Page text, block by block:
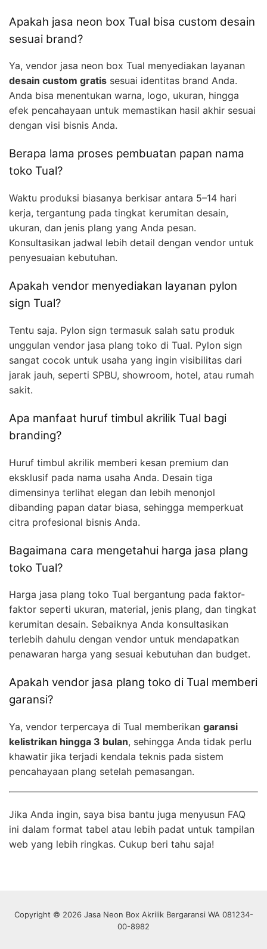
Apakah jasa neon box Tual bisa custom desain
sesuai brand?
Ya, vendor jasa neon box Tual menyediakan layanan
desain custom gratis sesuai identitas brand Anda.
Anda bisa menentukan warna, logo, ukuran, hingga
efek pencahayaan untuk memastikan hasil akhir sesuai
dengan visi bisnis Anda.
Berapa lama proses pembuatan papan nama
toko Tual?
Waktu produksi biasanya berkisar antara 5–14 hari
kerja, tergantung pada tingkat kerumitan desain,
ukuran, dan jenis plang yang Anda pesan.
Konsultasikan jadwal lebih detail dengan vendor untuk
penyesuaian kebutuhan.
Apakah vendor menyediakan layanan pylon
sign Tual?
Tentu saja. Pylon sign termasuk salah satu produk
unggulan vendor jasa plang toko di Tual. Pylon sign
sangat cocok untuk usaha yang ingin visibilitas dari
jarak jauh, seperti SPBU, showroom, hotel, atau rumah
sakit.
Apa manfaat huruf timbul akrilik Tual bagi
branding?
Huruf timbul akrilik memberi kesan premium dan
eksklusif pada nama usaha Anda. Desain tiga
dimensinya terlihat elegan dan lebih menonjol
dibanding papan datar biasa, sehingga memperkuat
citra profesional bisnis Anda.
Bagaimana cara mengetahui harga jasa plang
toko Tual?
Harga jasa plang toko Tual bergantung pada faktor-
faktor seperti ukuran, material, jenis plang, dan tingkat
kerumitan desain. Sebaiknya Anda konsultasikan
terlebih dahulu dengan vendor untuk mendapatkan
penawaran harga yang sesuai kebutuhan dan budget.
Apakah vendor jasa plang toko di Tual memberi
garansi?
Ya, vendor terpercaya di Tual memberikan garansi
kelistrikan hingga 3 bulan, sehingga Anda tidak perlu
khawatir jika terjadi kendala teknis pada sistem
pencahayaan plang setelah pemasangan.
Jika Anda ingin, saya bisa bantu juga menyusun FAQ
ini dalam format tabel atau lebih padat untuk tampilan
web yang lebih ringkas. Cukup beri tahu saja!
Copyright © 2026 Jasa Neon Box Akrilik Bergaransi WA 081234-
00-8982